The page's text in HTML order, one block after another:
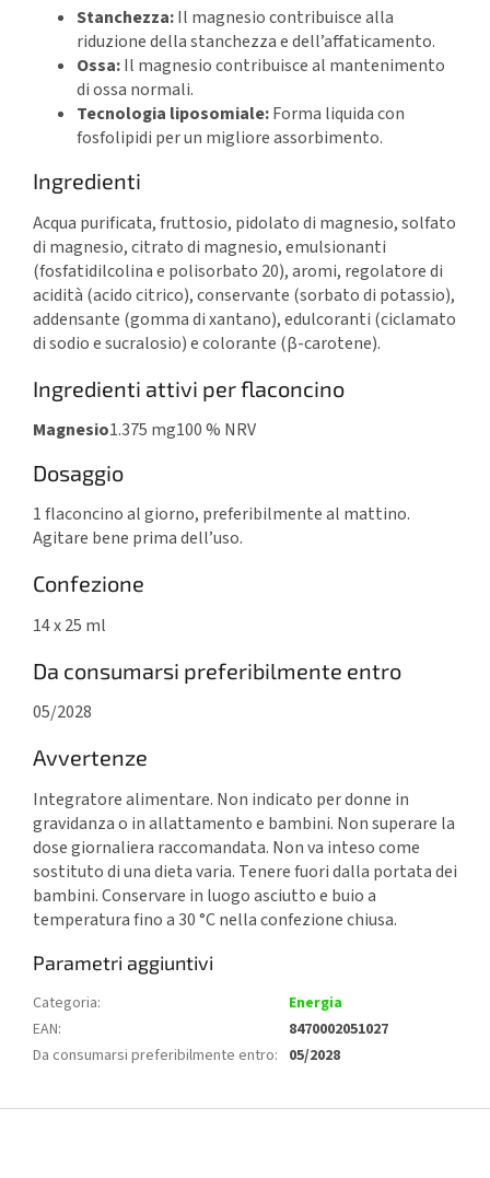
Stanchezza:Il magnesio contribuisce alla
riduzione della stanchezza e dell’affaticamento.
Ossa:Il magnesio contribuisce al mantenimento
di ossa normali.
Tecnologia liposomiale:Forma liquida con
fosfolipidi per un migliore assorbimento.
Ingredienti
Acqua purificata, fruttosio, pidolato di magnesio, solfato
di magnesio, citrato di magnesio, emulsionanti
(fosfatidilcolina e polisorbato 20), aromi, regolatore di
acidità (acido citrico), conservante (sorbato di potassio),
addensante (gomma di xantano), edulcoranti (ciclamato
di sodio e sucralosio) e colorante (β-carotene).
Ingredienti attivi per flaconcino
Magnesio1.375 mg100 % NRV
Dosaggio
1 flaconcino al giorno, preferibilmente al mattino.
Agitare bene prima dell’uso.
Confezione
14 x 25 ml
Da consumarsi preferibilmente entro
05/2028
Avvertenze
Integratore alimentare. Non indicato per donne in
gravidanza o in allattamento e bambini. Non superare la
dose giornaliera raccomandata. Non va inteso come
sostituto di una dieta varia. Tenere fuori dalla portata dei
bambini. Conservare in luogo asciutto e buio a
temperatura fino a 30 °C nella confezione chiusa.
Parametri aggiuntivi
Categoria:
Energia
EAN:
8470002051027
Da consumarsi preferibilmente entro: 05/2028